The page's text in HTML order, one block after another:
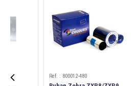
Ref. : 800012-480